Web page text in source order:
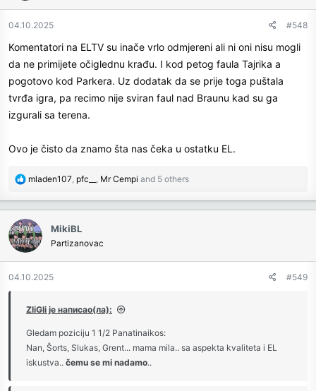
o
n
:
04.10.2025 #548
Komentatori na ELTV su inače vrlo odmjereni ali ni oni nisu mogli
da ne primijete očiglednu krađu. I kod petog faula Tajrika a
pogotovo kod Parkera. Uz dodatak da se prije toga puštala
tvrđa igra, pa recimo nije sviran faul nad Braunu kad su ga
izgurali sa terena.
Ovo je čisto da znamo šta nas čeka u ostatku EL.
R
c
t
i
o
n
mladen107, pfc__ , Mr Cempi and 5 others
MikiBL
Partizanovac
04.10.2025 #549
ZliGli је написао(ла):
Gledam poziciju 1 1/2 Panatinaikos:
Nan, Šorts, Slukas, Grent... mama mila.. sa aspekta kvaliteta i EL
iskustva.. čemu se mi nadamo..